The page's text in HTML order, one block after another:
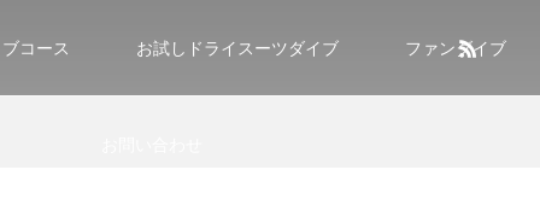
コース お試しドライスーツダイブ ファンダイブ